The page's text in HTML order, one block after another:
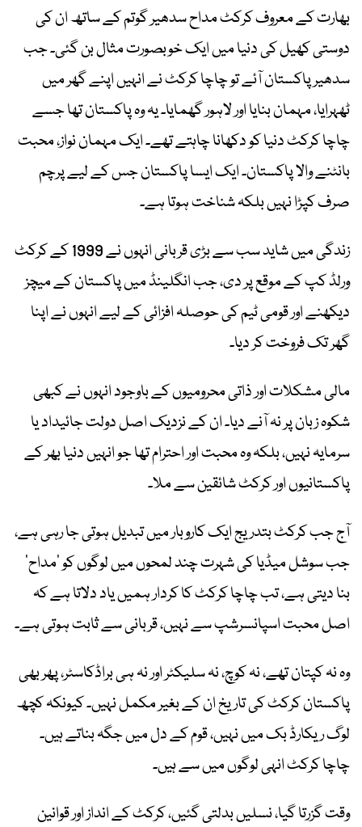
بھارت کے معروف کرکٹ مداح سدھیر گوتم کے ساتھ ان کی
دوستی کھیل کی دنیا میں ایک خوبصورت مثال بن گئی۔ جب
سدھیر پاکستان آئے تو چاچا کرکٹ نے انہیں اپنے گھر میں
ٹھہرایا، مہمان بنایا اور لاہور گھمایا۔ یہ وہ پاکستان تھا جسے
چاچا کرکٹ دنیا کو دکھانا چاہتے تھے۔ ایک مہمان نواز، محبت
بانٹنے والا پاکستان۔ ایک ایسا پاکستان جس کے لیے پرچم
صرف کپڑا نہیں بلکہ شناخت ہوتا ہے۔
زندگی میں شاید سب سے بڑی قربانی انہوں نے 1999 کے کرکٹ
ورلڈ کپ کے موقع پر دی، جب انگلینڈ میں پاکستان کے میچز
دیکھنے اور قومی ٹیم کی حوصلہ افزائی کے لیے انہوں نے اپنا
گھر تک فروخت کر دیا۔
مالی مشکلات اور ذاتی محرومیوں کے باوجود انہوں نے کبھی
شکوہ زبان پر نہ آنے دیا۔ ان کے نزدیک اصل دولت جائیداد یا
سرمایہ نہیں، بلکہ وہ محبت اور احترام تھا جو انہیں دنیا بھر کے
پاکستانیوں اور کرکٹ شائقین سے ملا۔
آج جب کرکٹ بتدریج ایک کاروبار میں تبدیل ہوتی جا رہی ہے،
جب سوشل میڈیا کی شہرت چند لمحوں میں لوگوں کو ’مداح‘
بنا دیتی ہے، تب چاچا کرکٹ کا کردار ہمیں یاد دلاتا ہے کہ
اصل محبت اسپانسرشپ سے نہیں، قربانی سے ثابت ہوتی ہے۔
وہ نہ کپتان تھے، نہ کوچ، نہ سلیکٹر اور نہ ہی براڈکاسٹر، پھر بھی
پاکستان کرکٹ کی تاریخ ان کے بغیر مکمل نہیں۔ کیونکہ کچھ
لوگ ریکارڈ بک میں نہیں، قوم کے دل میں جگہ بناتے ہیں۔
چاچا کرکٹ انہی لوگوں میں سے ہیں۔
وقت گزرتا گیا، نسلیں بدلتی گئیں، کرکٹ کے انداز اور قوانین